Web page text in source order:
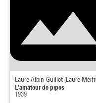
Laure Albin-Guillot (Laure
L'amateur de pipes
1939